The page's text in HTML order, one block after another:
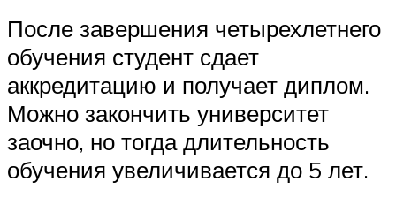
После завершения четырехлетнего
обучения студент сдает
аккредитацию и получает диплом.
Можно закончить университет
заочно, но тогда длительность
обучения увеличивается до 5 лет.